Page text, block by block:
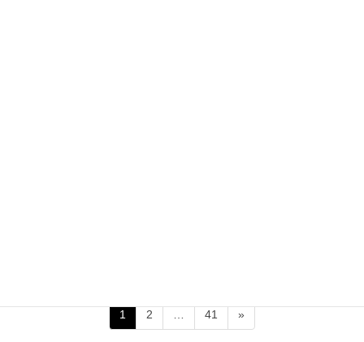
投
固
定
1
固
定
2 …
固
定
41 »